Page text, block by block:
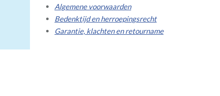
Algemene voorwaarden
Bedenktijd en herroepingsrecht
Garantie, klachten en retourname